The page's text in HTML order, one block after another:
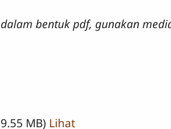
bentuk pdf, gunakan
MB) Lihat